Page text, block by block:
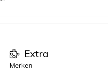
Extra
Merken